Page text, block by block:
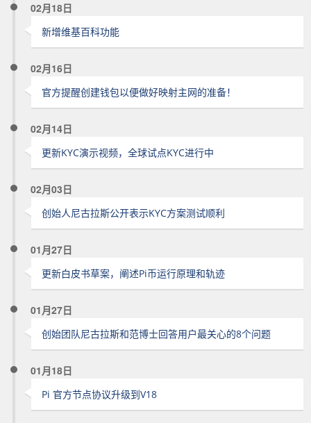
02月18日
新增维基百科功能
02月16日
官方提醒创建钱包以便做好映射主网的准备！
02月14日
更新KYC演示视频，全球试点KYC进行中
02月03日
创始人尼古拉斯公开表示KYC方案测试顺利
01月27日
更新白皮书草案，阐述Pi币运行原理和轨迹
01月27日
创始团队尼古拉斯和范博士回答用户最关心的8个问题
01月18日
Pi 官方节点协议升级到V18